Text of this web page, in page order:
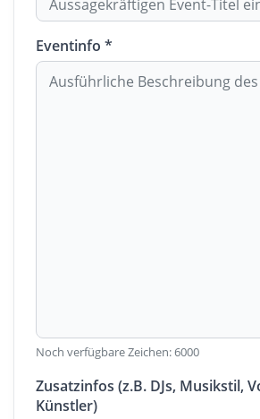
Eventinfo *
Noch verfügbare Zeichen:6000
Zusatzinfos (z.B. DJs, Musikstil,
Künstler)